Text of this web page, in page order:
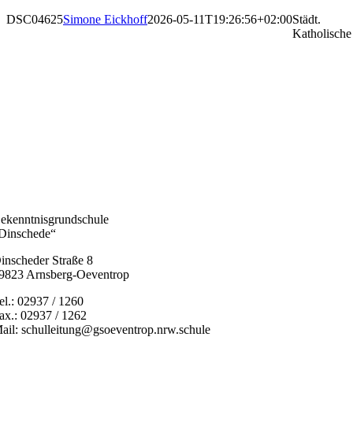
DSC04625Simone Eickhoff2026-05-11T19:26:56+02:00Städt.
Katholische
Straße 8
Arnsberg-Oeventrop
02937 / 1260
02937 / 1262
schulleitung@gsoeventrop.nrw.schule